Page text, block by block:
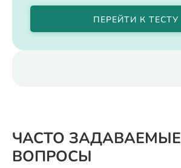
ПЕРЕЙТИ К ТЕСТУ
ЧАСТО ЗАДАВАЕМЫЕ
ВОПРОСЫ